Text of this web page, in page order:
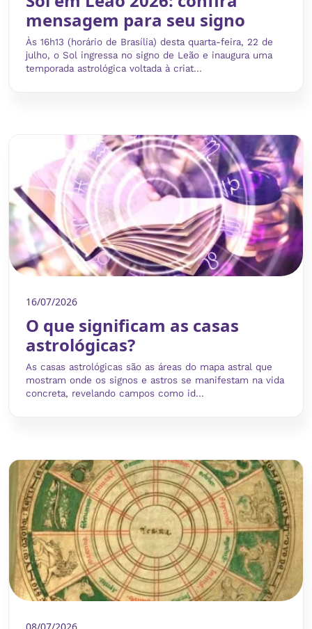
mensagem para seu signo
Às 16h13 (horário de Brasília) desta quarta-feira, 22 de
julho, o Sol ingressa no signo de Leão e inaugura uma
temporada astrológica voltada à criat...
16/07/2026
O que significam as casas
astrológicas?
As casas astrológicas são as áreas do mapa astral que
mostram onde os signos e astros se manifestam na vida
concreta, revelando campos como id...
08/07/2026